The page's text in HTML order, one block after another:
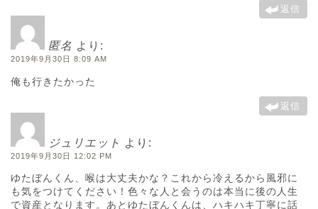
返信
匿名 より:
2019年9月30日 8:09 AM
俺も行きたかった
返信
ジュリエット より:
2019年9月30日 12:02 PM
ゆたぼんくん、喉は大丈夫かな？これから冷えるから風邪に
も気をつけてください！色々な人と会うのは本当に後の人生
で資産となります。あとゆたぼんくんは、ハキハキ丁寧に話